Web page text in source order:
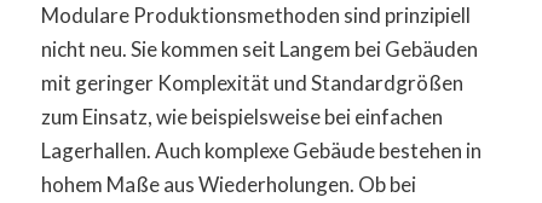
Modulare Produktionsmethoden sind prinzipiell
nicht neu. Sie kommen seit Langem bei Gebäuden
mit geringer Komplexität und Standardgrößen
zum Einsatz, wie beispielsweise bei einfachen
Lagerhallen. Auch komplexe Gebäude bestehen in
hohem Maße aus Wiederholungen. Ob bei